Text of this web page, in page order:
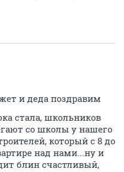
и деда поздравим
стала, школьников
со школы у нашего
который с 8 до
над нами...ну и
блин счастливый,